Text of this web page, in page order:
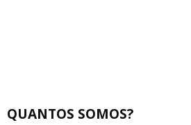
QUANTOS SOMOS?